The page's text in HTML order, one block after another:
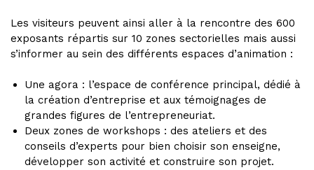
Les visiteurs peuvent ainsi aller à la rencontre des 600
exposants répartis sur 10 zones sectorielles mais aussi
s’informer au sein des différents espaces d’animation :
Une agora : l’espace de conférence principal, dédié à
la création d’entreprise et aux témoignages de
grandes figures de l’entrepreneuriat.
Deux zones de workshops : des ateliers et des
conseils d’experts pour bien choisir son enseigne,
développer son activité et construire son projet.